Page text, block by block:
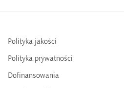
Polityka jakości
Polityka prywatności
Dofinansowania